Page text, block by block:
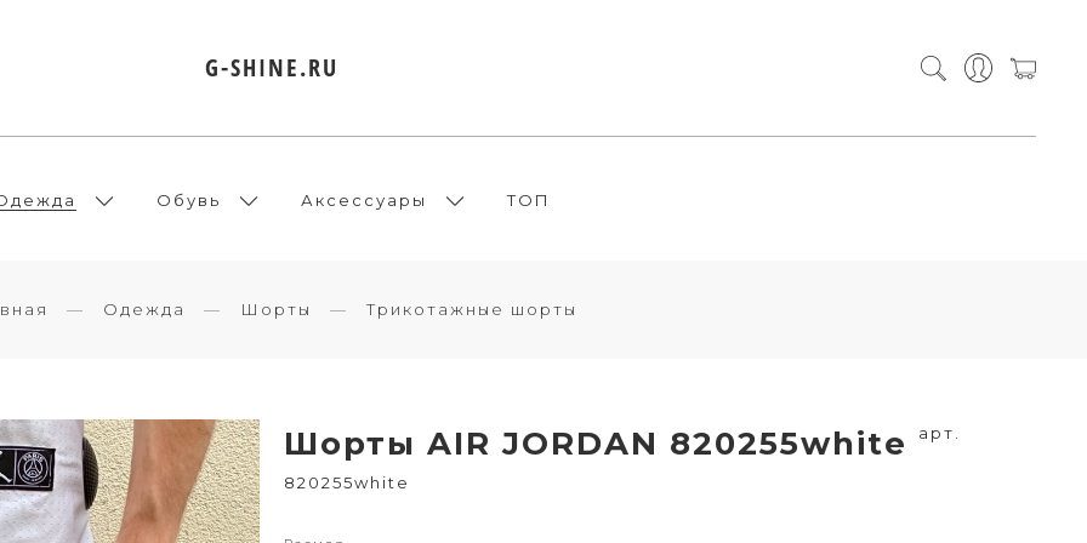
G-SHINE.RU
Обувь Аксессуары ТОП
Одежда Шорты Трикотажные шорты
Шорты AIR JORDAN 820255white арт.
820255white